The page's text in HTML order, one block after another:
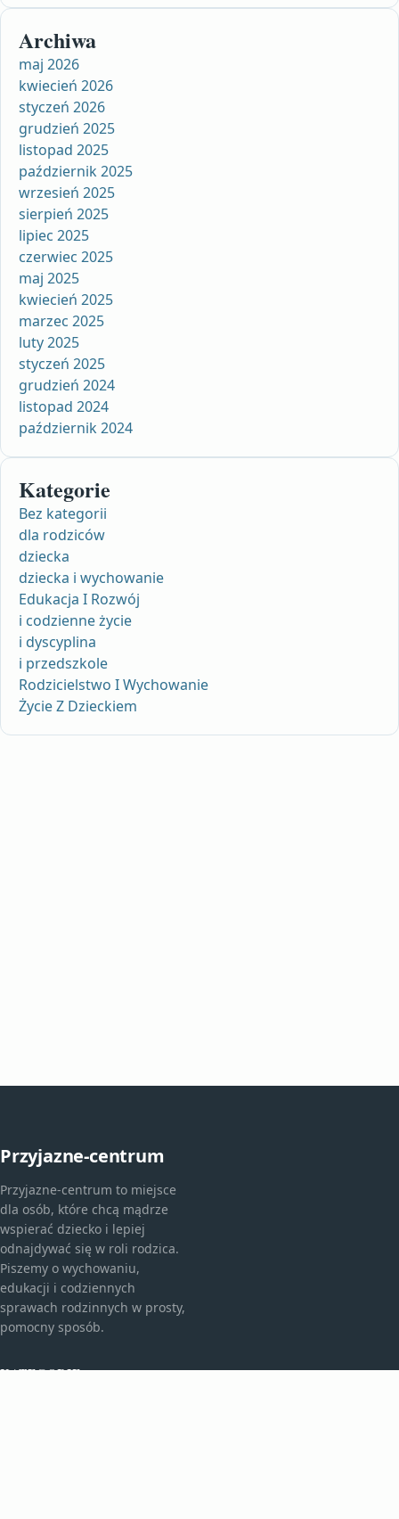
Archiwa
maj 2026
kwiecień 2026
styczeń 2026
grudzień 2025
listopad 2025
październik 2025
wrzesień 2025
sierpień 2025
lipiec 2025
czerwiec 2025
maj 2025
kwiecień 2025
marzec 2025
luty 2025
styczeń 2025
grudzień 2024
listopad 2024
październik 2024
Kategorie
Bez kategorii
dla rodziców
dziecka
dziecka i wychowanie
Edukacja I Rozwój
i codzienne życie
i dyscyplina
i przedszkole
Rodzicielstwo I Wychowanie
Życie Z Dzieckiem
Przyjazne-centrum
Przyjazne-centrum to miejsce
dla osób, które chcą mądrze
wspierać dziecko i lepiej
odnajdywać się w roli rodzica.
Piszemy o wychowaniu,
edukacji i codziennych
sprawach rodzinnych w prosty,
pomocny sposób.
KATEGORIE